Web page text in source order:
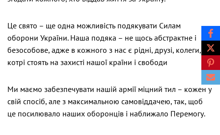
Це свято – ще одна можливість подякувати Силам
оборони України. Наша подяка – не щось абстрактне і
безособове, адже в кожного з нас є рідні, друзі, колеги,
котрі стоять на захисті нашої країни і свободи
Ми маємо забезпечувати нашій армії міцний тил – кожен у
свій спосіб, але з максимальною самовіддачею, так, щоб
це посилювало наших оборонців і наближало Перемогу.